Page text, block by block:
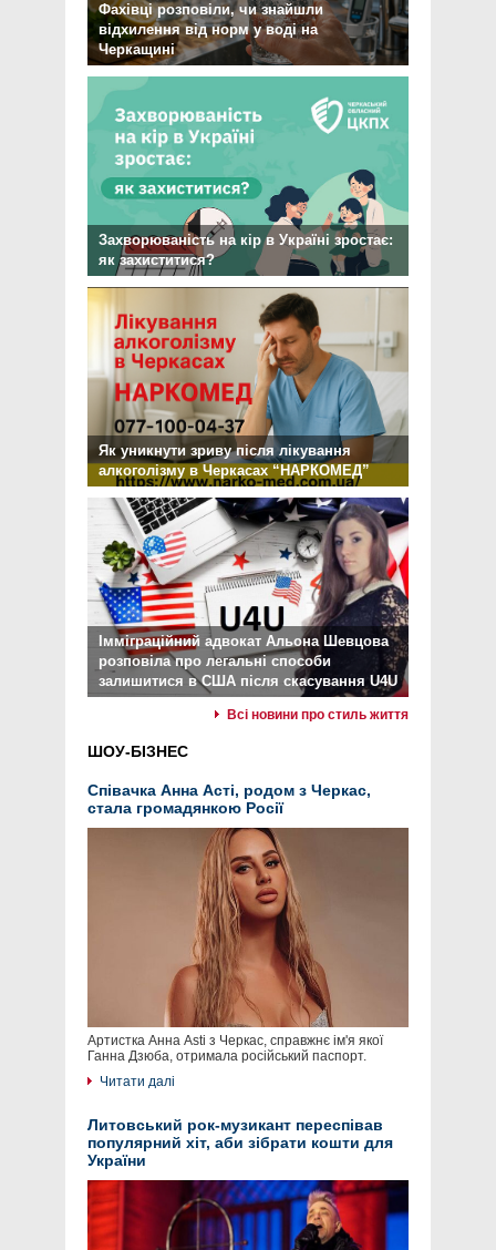
Фахівці розповіли, чи знайшли
відхилення від норм у воді на
Черкащині
Захворюваність на кір в Україні зростає:
як захиститися?
Як уникнути зриву після лікування
алкоголізму в Черкасах “НАРКОМЕД”
Імміграційний адвокат Альона Шевцова
розповіла про легальні способи
залишитися в США після скасування U4U
Всі новини про стиль життя
ШОУ-БІЗНЕС
Співачка Анна Асті, родом з Черкас,
стала громадянкою Росії
Артистка Анна Asti з Черкас, справжнє ім'я якої
Ганна Дзюба, отримала російський паспорт.
Читати далі
Литовський рок-музикант переспівав
популярний хіт, аби зібрати кошти для
України